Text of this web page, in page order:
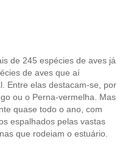
de 245 espécies de aves já
de aves que aí
Entre elas destacam-se, por
ou o Perna-vermelha. Mas
quase todo o ano, com
espalhados pelas vastas
que rodeiam o estuário.